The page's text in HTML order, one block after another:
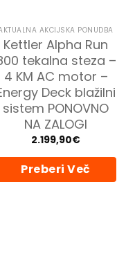
AKCIJSKA PONUDBA
Kettler Alpha Run
tekalna steza –
4 KM AC motor –
Deck blažilni
sistem PONOVNO
NA ZALOGI
2.199,90€
Preberi Več